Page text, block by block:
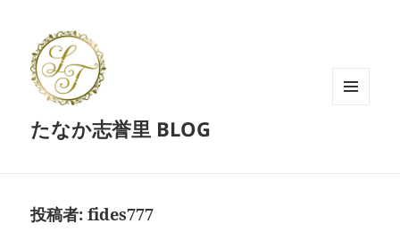
たなか志誉里 BLOG
投稿者:fides777